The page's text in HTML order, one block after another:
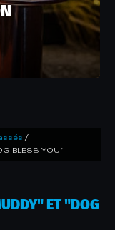
/
BLESS YOU"
ET "DOG